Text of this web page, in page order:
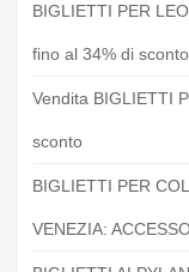
BIGLIETTI PER
fino al 34% di sconto
Vendita BIGLIETTI
sconto
BIGLIETTI PER
VENEZIA: